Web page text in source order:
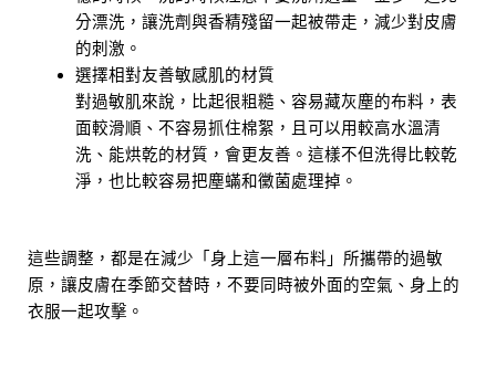
分漂洗，讓洗劑與香精殘留一起被帶走，減少對皮膚
的刺激。
選擇相對友善敏感肌的材質
對過敏肌來說，比起很粗糙、容易藏灰塵的布料，表
面較滑順、不容易抓住棉絮，且可以用較高水溫清
洗、能烘乾的材質，會更友善。這樣不但洗得比較乾
淨，也比較容易把塵蟎和黴菌處理掉。
這些調整，都是在減少「身上這一層布料」所攜帶的過敏
原，讓皮膚在季節交替時，不要同時被外面的空氣、身上的
衣服一起攻擊。